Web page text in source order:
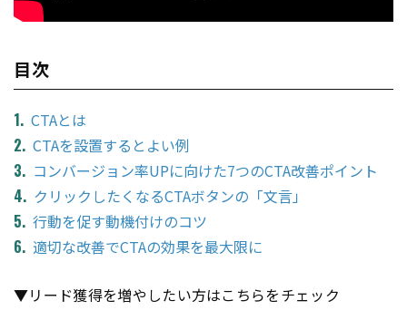
目次
CTAとは
CTAを設置するとよい例
コンバージョン率UPに向けた7つのCTA改善ポイント
クリックしたくなるCTAボタンの「文言」
行動を促す動機付けのコツ
適切な改善でCTAの効果を最大限に
▼リード獲得を増やしたい方はこちらをチェック